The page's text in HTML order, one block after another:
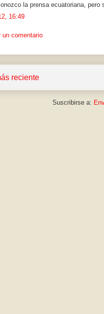
la prensa ecuatoriana,
16:49
un comentario
reciente
Suscribirse a: